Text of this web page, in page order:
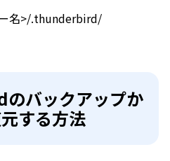
名>/.thunderbird/
バックアップか
する方法